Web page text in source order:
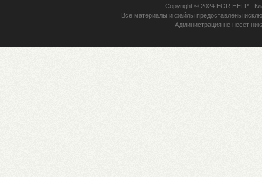
Copyright © 2024 EOR HELP-
Все материалы и файлы предоставлены
Администрация не несет